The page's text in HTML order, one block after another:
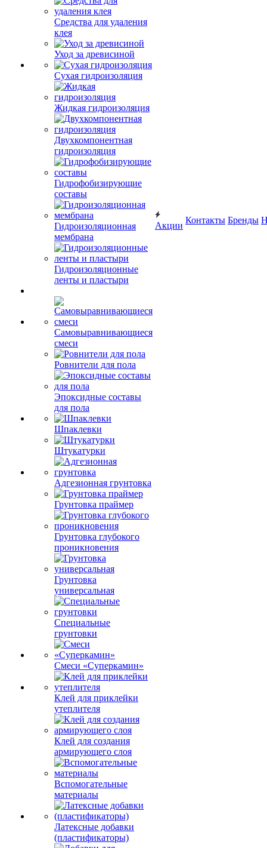
Средства для удаления
клея
Уход за древисиной
Сухая гидроизоляция
Жидкая гидроизоляция
Двухкомпонентная
гидроизоляция
Гидрофобизирующие
составы
Гидроизоляционная
мембрана
Гидроизоляционные
ленты и пластыри
Самовыравнивающиеся
смеси
Ровнители для пола
Эпоксидные составы
для пола
Шпаклевки
Штукатурки
Адгезионная грунтовка
Грунтовка праймер
Грунтовка глубокого
проникновения
Грунтовка
универсальная
Специальные
грунтовки
Смеси «Суперкамин»
Клей для приклейки
утеплителя
Клей для создания
армирующего слоя
Вспомогательные
материалы
Латексные добавки
(пластификаторы)
Акции
Контакты Бренды